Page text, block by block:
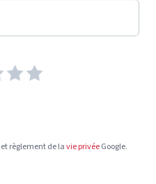
et règlement de lavie privéeGoogle.